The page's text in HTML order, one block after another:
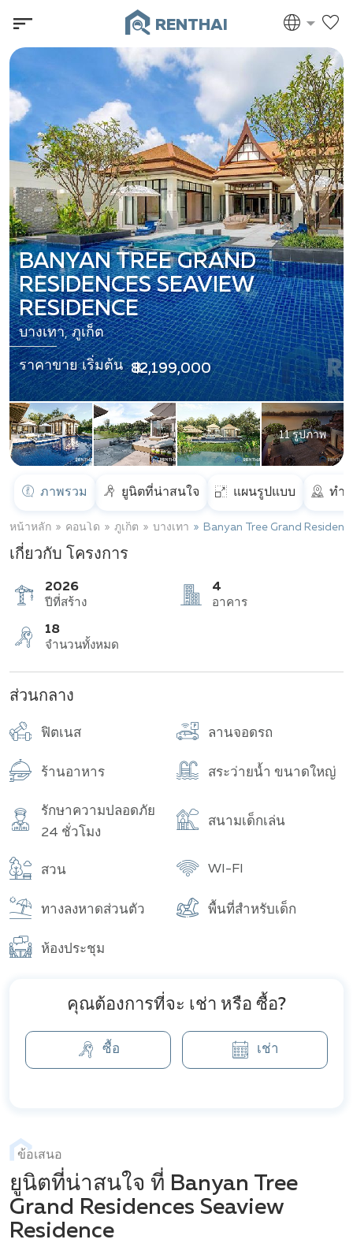
RENTHAI
11 รูปภาพ
BANYAN TREE GRAND
RESIDENCES SEAVIEW
RESIDENCE
บางเทา, ภูเก็ต
ราคาขาย เริ่มต้น ฿ 82,199,000
ภาพรวม ยูนิตที่น่าสนใจ แผนรูปแบบ ทำเ
หน้าหลัก คอนโด ภูเก็ต บางเทา Banyan Tree Grand
เกี่ยวกับ โครงการ
2026
ปีที่สร้าง อาคาร
18
ส่วนกลาง
ฟิตเนส ลานจอดรถ
ร้านอาหาร สระว่ายน้ำ ขนาดใหญ่
รักษาความปลอดภัย
24 ชั่วโมง
สนามเด็กเล่น
สวน WI-FI
ทางลงหาดส่วนตัว พื้นที่สำหรับเด็ก
ห้องประชุม
คุณต้องการที่จะ เช่า หรือ ซื้อ?
ซื้อ เช่า
ข้อเสนอ
ยูนิตที่น่าสนใจ ที่ Banyan Tree
Grand Residences Seaview
Residence